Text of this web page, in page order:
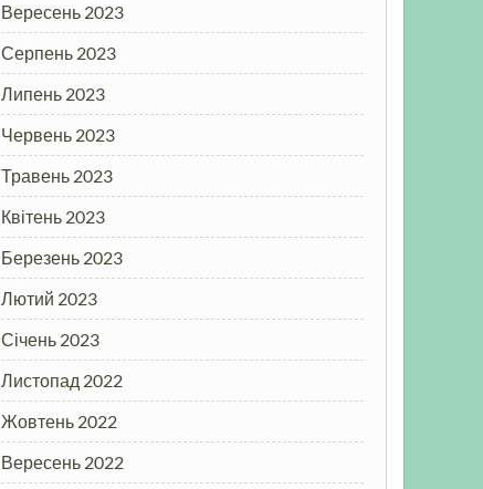
Вересень 2023
Серпень 2023
Липень 2023
Червень 2023
Травень 2023
Квітень 2023
Березень 2023
Лютий 2023
Січень 2023
Листопад 2022
Жовтень 2022
Вересень 2022